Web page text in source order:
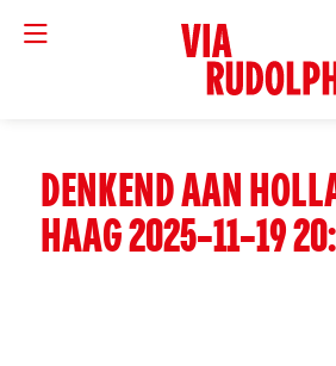
DENKEND AAN
HAAG 2025-11-19